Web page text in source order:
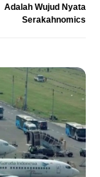
Adalah Wujud Nyata
Serakahnomics